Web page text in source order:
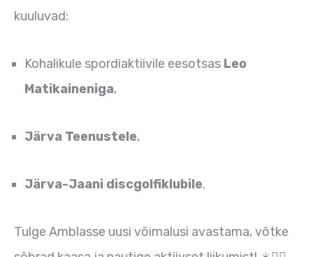
kuuluvad:
Kohalikule spordiaktiivile eesotsas Leo
Matikaineniga,
Järva Teenustele,
Järva-Jaani discgolfiklubile.
Tulge Amblasse uusi võimalusi avastama, võtke